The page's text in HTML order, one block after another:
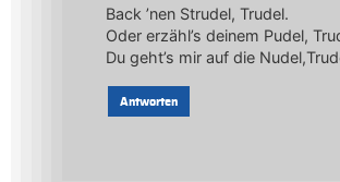
Back ’nen Strudel, Trudel.
Oder erzähl’s deinem Pudel,
Du geht’s mir auf die
Antworten